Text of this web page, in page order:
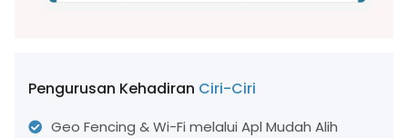
Pengurusan Kehadiran Ciri-Ciri
Geo Fencing & Wi-Fi melalui Apl Mudah Alih